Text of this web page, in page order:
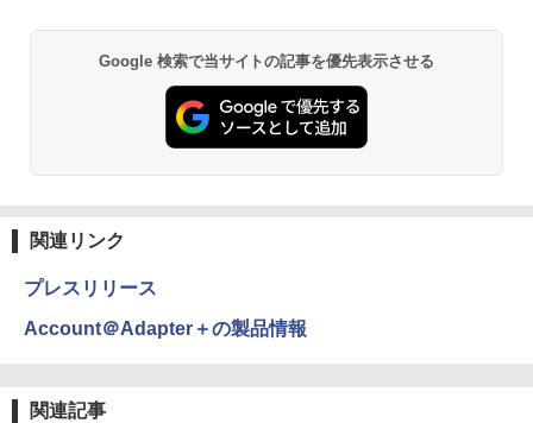
Google 検索で当サイトの記事を優先表示させる
関連リンク
プレスリリース
Account＠Adapter＋の製品情報
関連記事